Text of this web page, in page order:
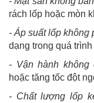
rách lốp hoặc mòn
- Áp suất lốp
dạng trong quá
- Vận hành không
hoặc tăng tốc đột
- Chất lượng lốp